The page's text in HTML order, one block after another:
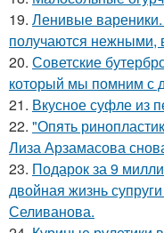
19. Ленивые вареники.
получаются нежными,
20. Советские
который мы помним с
21. Вкусное суфле из
22. "Опять
Лиза Арзамасова
23. Подарок за 9
двойная жизнь
Селиванова.